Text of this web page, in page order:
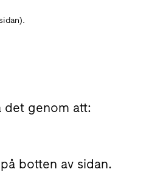
det genom att:
botten av sidan.